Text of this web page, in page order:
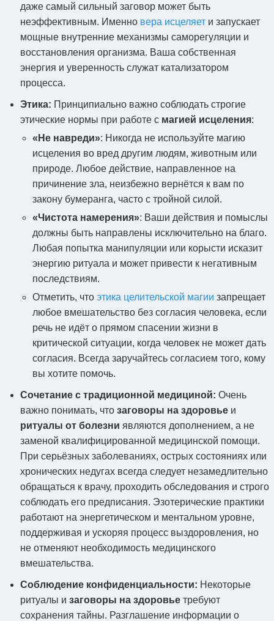
даже самый сильный заговор может быть
неэффективным. Именно вера исцеляет и запускает
мощные внутренние механизмы саморегуляции и
восстановления организма. Ваша собственная
энергия и уверенность служат катализатором
процесса.
Этика: Принципиально важно соблюдать строгие
этические нормы при работе с магией исцеления:
«Не навреди»: Никогда не используйте магию
исцеления во вред другим людям, животным или
природе. Любое действие, направленное на
причинение зла, неизбежно вернётся к вам по
закону бумеранга, часто с тройной силой.
«Чистота намерения»: Ваши действия и помыслы
должны быть направлены исключительно на благо.
Любая попытка манипуляции или корысти исказит
энергию ритуала и может привести к негативным
последствиям.
Отметить, что этика целительской магии запрещает
любое вмешательство без согласия человека, если
речь не идёт о прямом спасении жизни в
критической ситуации, когда человек не может дать
согласия. Всегда заручайтесь согласием того, кому
вы хотите помочь.
Сочетание с традиционной медициной: Очень
важно понимать, что заговоры на здоровье и
ритуалы от болезни являются дополнением, а не
заменой квалифицированной медицинской помощи.
При серьёзных заболеваниях, острых состояниях или
хронических недугах всегда следует незамедлительно
обращаться к врачу, проходить обследования и строго
соблюдать его предписания. Эзотерические практики
работают на энергетическом и ментальном уровне,
поддерживая и ускоряя процесс выздоровления, но
не отменяют необходимость медицинского
вмешательства.
Соблюдение конфиденциальности: Некоторые
ритуалы и заговоры на здоровье требуют
сохранения тайны. Разглашение информации о